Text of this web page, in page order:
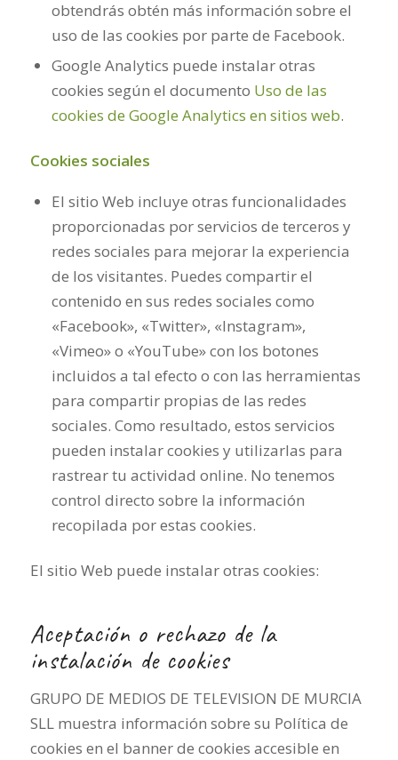
obtendrás obtén más información sobre el
uso de las cookies por parte de Facebook.
Google Analytics puede instalar otras
cookies según el documento Uso de las
cookies de Google Analytics en sitios web.
Cookies sociales
El sitio Web incluye otras funcionalidades
proporcionadas por servicios de terceros y
redes sociales para mejorar la experiencia
de los visitantes. Puedes compartir el
contenido en sus redes sociales como
«Facebook», «Twitter», «Instagram»,
«Vimeo» o «YouTube» con los botones
incluidos a tal efecto o con las herramientas
para compartir propias de las redes
sociales. Como resultado, estos servicios
pueden instalar cookies y utilizarlas para
rastrear tu actividad online. No tenemos
control directo sobre la información
recopilada por estas cookies.
El sitio Web puede instalar otras cookies:
Aceptación o rechazo de la
instalación de cookies
GRUPO DE MEDIOS DE TELEVISION DE MURCIA
SLL muestra información sobre su Política de
cookies en el banner de cookies accesible en